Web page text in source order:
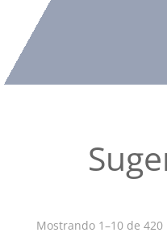
Mostrando 1–10 de